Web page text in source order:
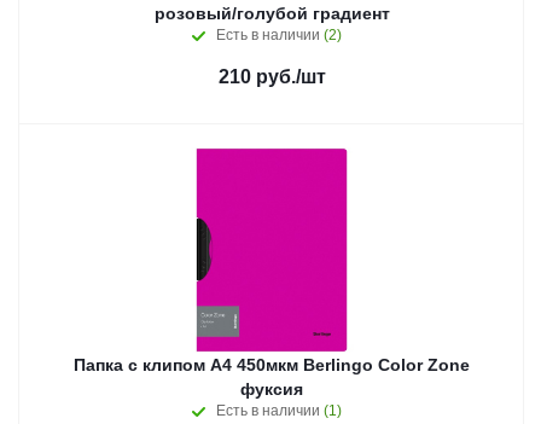
розовый/голубой градиент
Есть в наличии (2)
210руб./шт
Папка с клипом А4 450мкм Berlingo Color Zone
фуксия
Есть в наличии (1)